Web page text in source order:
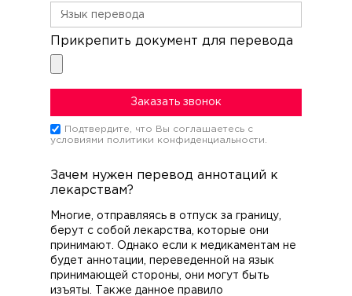
Прикрепить документ для перевода
Заказать звонок
Подтвердите, что Вы соглашаетесь c
условиями политики конфиденциальности.
Зачем нужен перевод аннотаций к
лекарствам?
Многие, отправляясь в отпуск за границу,
берут с собой лекарства, которые они
принимают. Однако если к медикаментам не
будет аннотации, переведенной на язык
принимающей стороны, они могут быть
изъяты. Также данное правило